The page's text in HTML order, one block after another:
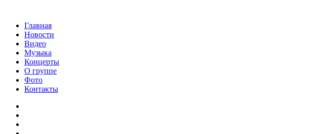
Главная
Новости
Видео
Музыка
Концерты
О группе
Фото
Контакты